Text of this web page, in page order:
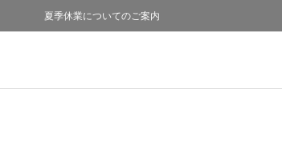
採用のご案内
熊本県熊本地方を震源とする地震の影響について
夏季休業についてのご案内
購入証明書ペーパーレス化のお知らせ
採用のご案内
熊本県熊本地方を震源とする地震の影響について